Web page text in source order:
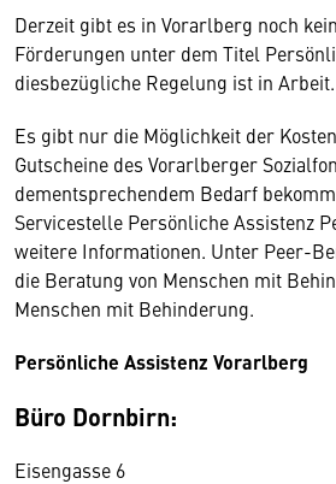
Derzeit gibt es in Vorarlberg noch
Förderungen unter dem Titel
diesbezügliche Regelung ist in Arbeit.
Es gibt nur die Möglichkeit der
Gutscheine des Vorarlberger
dementsprechendem Bedarf
Servicestelle Persönliche Assistenz
weitere Informationen. Unter Peer-
die Beratung von Menschen mit
Menschen mit Behinderung.
Persönliche Assistenz Vorarlberg
Büro Dornbirn:
Eisengasse 6